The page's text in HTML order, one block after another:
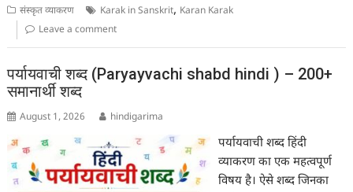
संस्कृत व्याकरण Karak in Sanskrit, Karan Karak
Leave a comment
पर्यायवाची शब्द (Paryayvachi shabd hindi ) – 200+
समानार्थी शब्द
August 1, 2026 hindigarima
पर्यायवाची शब्द हिंदी
व्याकरण का एक महत्वपूर्ण
विषय है। ऐसे शब्द जिनका